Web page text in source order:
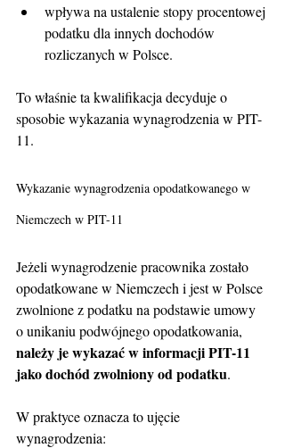
wpływa na ustalenie stopy procentowej
podatku dla innych dochodów
rozliczanych w Polsce.
To właśnie ta kwalifikacja decyduje o
sposobie wykazania wynagrodzenia w PIT-
11.
Wykazanie wynagrodzenia opodatkowanego w
Niemczech w PIT-11
Jeżeli wynagrodzenie pracownika zostało
opodatkowane w Niemczech i jest w Polsce
zwolnione z podatku na podstawie umowy
o unikaniu podwójnego opodatkowania,
należy je wykazać w informacji PIT-11
jako dochód zwolniony od podatku.
W praktyce oznacza to ujęcie
wynagrodzenia: